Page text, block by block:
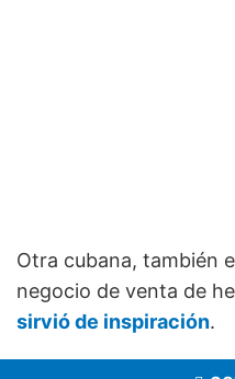
Otra cubana, también
negocio de venta de
sirvió de inspiración.